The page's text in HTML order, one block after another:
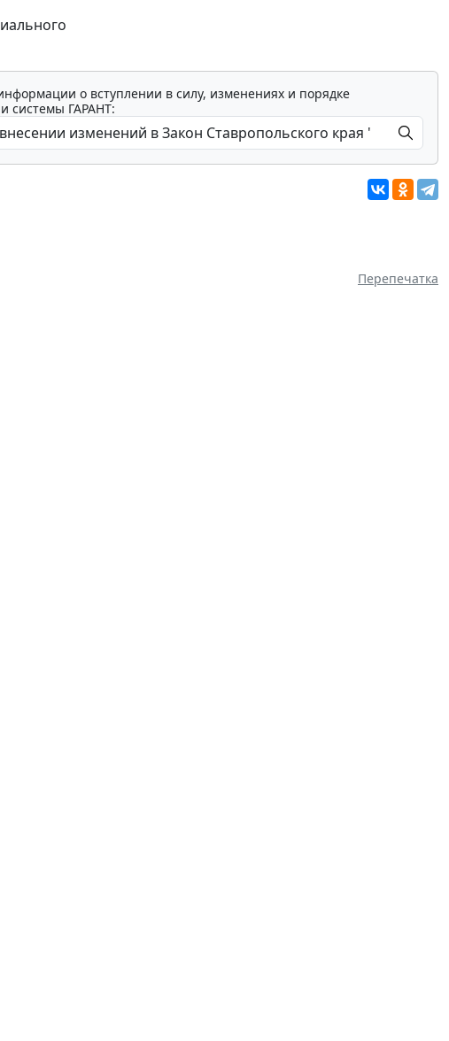
о вступлении в силу, изменениях и порядке
системы ГАРАНТ:
Перепечатка